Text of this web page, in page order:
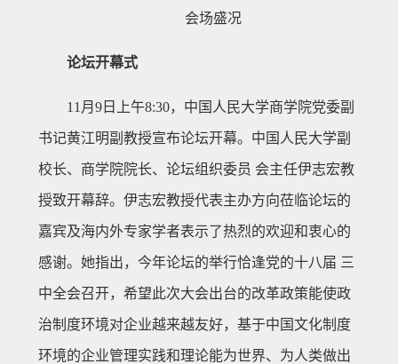
会场盛况
论坛开幕式
11月9日上午8:30，中国人民大学商学院党委副
书记黄江明副教授宣布论坛开幕。中国人民大学副
校长、商学院院长、论坛组织委员 会主任伊志宏教
授致开幕辞。伊志宏教授代表主办方向莅临论坛的
嘉宾及海内外专家学者表示了热烈的欢迎和衷心的
感谢。她指出，今年论坛的举行恰逢党的十八届 三
中全会召开，希望此次大会出台的改革政策能使政
治制度环境对企业越来越友好，基于中国文化制度
环境的企业管理实践和理论能为世界、为人类做出